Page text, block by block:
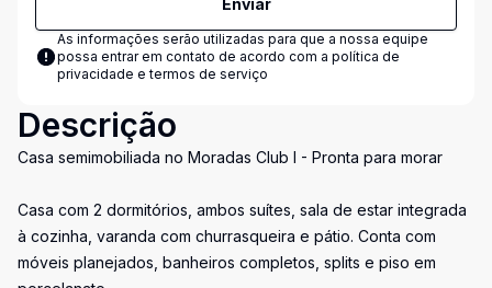
Enviar
As informações serão utilizadas para que a nossa equipe
possa entrar em contato de acordo com a política de
privacidade e termos de serviço
Descrição
Casa semimobiliada no Moradas Club I - Pronta para morar
Casa com 2 dormitórios, ambos suítes, sala de estar integrada
à cozinha, varanda com churrasqueira e pátio. Conta com
móveis planejados, banheiros completos, splits e piso em